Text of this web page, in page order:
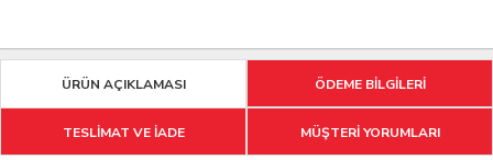
ÜRÜN AÇIKLAMASI ÖDEME BİLGİLERİ
TESLİMAT VE İADE MÜŞTERİ YORUMLARI